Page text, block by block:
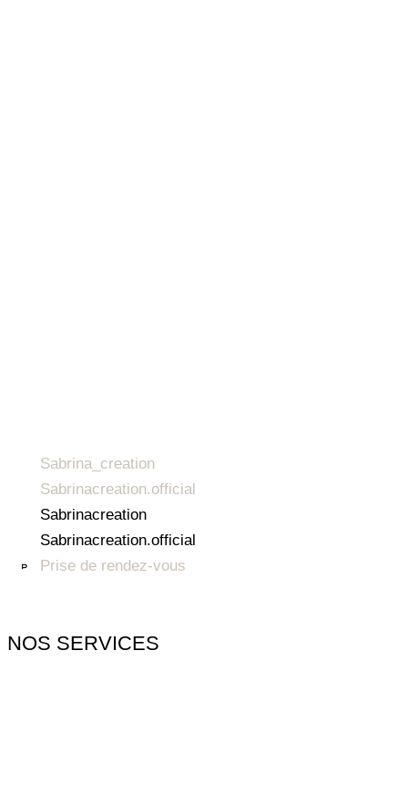
Sabrina_creation
Sabrinacreation.official
Sabrinacreation
Sabrinacreation.official
Prise de rendez-vous
NOS SERVICES